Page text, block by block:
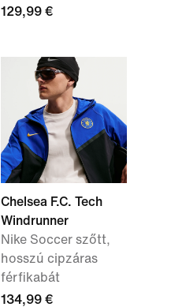
129,99 €
Chelsea F.C. Tech
Windrunner
Nike Soccer szőtt,
hosszú cipzáras
férfikabát
134,99 €